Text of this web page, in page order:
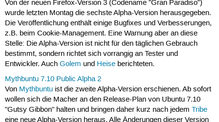
Von der neuen Firefox-Version 3 (Codename "Gran Paradiso")
wurde letzten Montag die sechste Alpha-Version herausgegeben.
Die Veröffentlichung enthält einige Bugfixes und Verbesserungen,
z.B. beim Cookie-Management. Eine Warnung aber an diese
Stelle: Die Alpha-Version ist nicht für den täglichen Gebrauch
bestimmt, sondern richtet sich vorrangig an Tester und
Entwickler. Auch Golem und Heiseberichteten.
Mythbuntu 7.10 Public Alpha 2
Von Mythbuntuist die zweite Alpha-Version erschienen. Ab sofort
wollen sich die Macher an den Release-Plan von Ubuntu 7.10
"Gutsy Gibbon" halten und bringen daher kurz nach jedem Tribe
eine neue Alpha-Version heraus. Alle Änderungen dieser Version